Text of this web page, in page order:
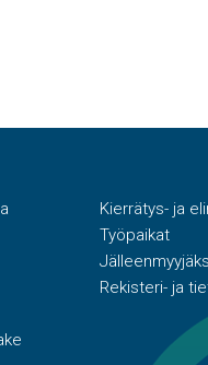
Kierrätys- ja
Työpaikat
Rekisteri- ja